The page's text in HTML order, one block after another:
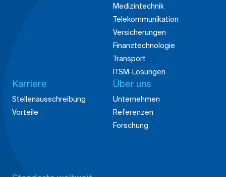
Medizintechnik
Telekommunikation
Versicherungen
Finanztechnologie
Transport
ITSM-Lösungen
Karriere
Stellenausschreibung
Vorteile
Über uns
Unternehmen
Referenzen
Forschung